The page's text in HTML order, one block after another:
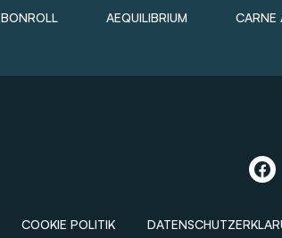
BONROLL AEQUILIBRIUM CARNE
COOKIE POLITIK